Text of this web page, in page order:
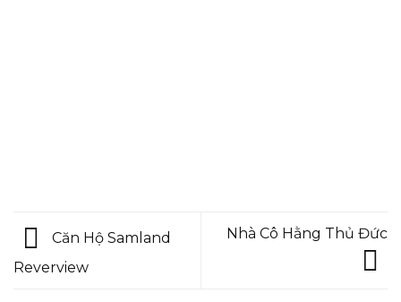
Căn Hộ Samland
Reverview
Nhà Cô Hằng Thủ Đức